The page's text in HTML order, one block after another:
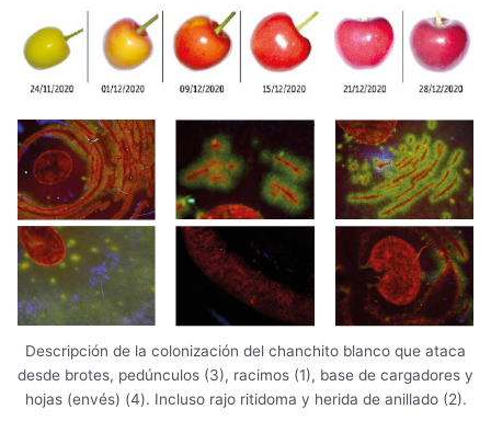
Descripción de la colonización del chanchito blanco que ataca
desde brotes, pedúnculos (3), racimos (1), base de cargadores y
hojas (envés) (4). Incluso rajo ritidoma y herida de anillado (2).